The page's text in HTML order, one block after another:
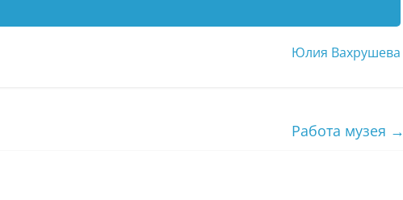
Юлия Вахрушева
Работа музея →